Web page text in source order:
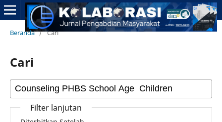
Beranda / Cari
Cari
Filter lanjutan